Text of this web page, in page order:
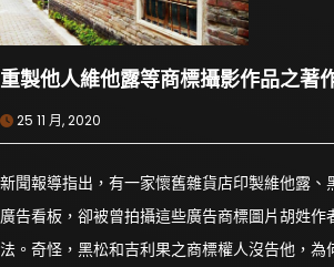
重製他人維他露等商標攝影作品之著
25 11 月, 2020
新聞報導指出，有一家懷舊雜貨店印製維他露、
廣告看板，卻被曾拍攝這些廣告商標圖片胡姓作
法。奇怪，黑松和吉利果之商標權人沒告他，為